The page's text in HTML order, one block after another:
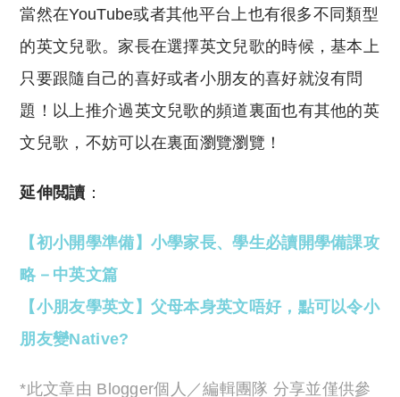
當然在YouTube或者其他平台上也有很多不同類型
的英文兒歌。家長在選擇英文兒歌的時候，基本上
只要跟隨自己的喜好或者小朋友的喜好就沒有問
題！以上推介過英文兒歌的頻道裏面也有其他的英
文兒歌，不妨可以在裏面瀏覽瀏覽！
延伸閲讀 ：
【初小開學準備】小學家長、學生必讀開學備課攻
略－中英文篇
【小朋友學英文】父母本身英文唔好，點可以令小
朋友變Native?
*此文章由 Blogger個人／編輯團隊 分享並僅供參